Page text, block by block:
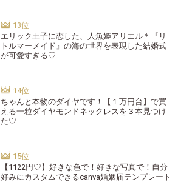
エリック王子に恋した、人魚姫アリエル＊『リ
トルマーメイド』の海の世界を表現した結婚式
が可愛すぎる♡
ちゃんと本物のダイヤです！【１万円台】で買
える一粒ダイヤモンドネックレスを３本見つけ
た♡
【1122円♡】好きな色で！好きな写真で！自分
好みにカスタムできるcanva婚姻届テンプレート